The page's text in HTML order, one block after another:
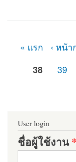
about การ
« แรก ‹ หน้
38
39
User login
ชื่อผู้ใช้งาน*